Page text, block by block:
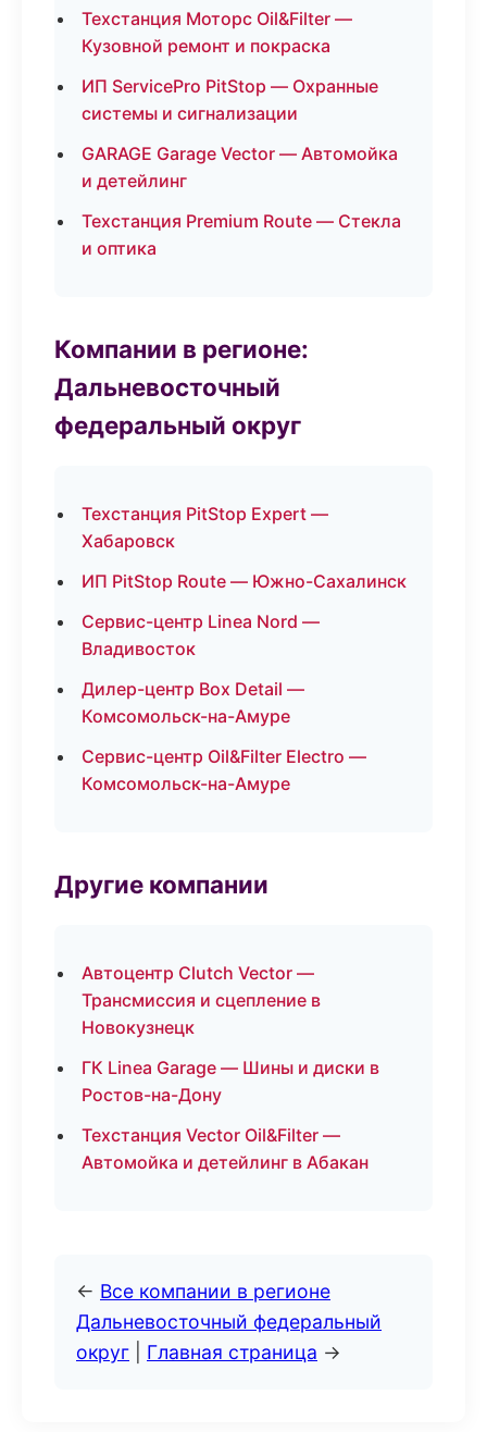
Техстанция Моторс Oil&Filter —
Кузовной ремонт и покраска
ИП ServicePro PitStop — Охранные
системы и сигнализации
GARAGE Garage Vector — Автомойка
и детейлинг
Техстанция Premium Route — Стекла
и оптика
Компании в регионе:
Дальневосточный
федеральный округ
Техстанция PitStop Expert —
Хабаровск
ИП PitStop Route — Южно-Сахалинск
Сервис-центр Linea Nord —
Владивосток
Дилер-центр Box Detail —
Комсомольск-на-Амуре
Сервис-центр Oil&Filter Electro —
Комсомольск-на-Амуре
Другие компании
Автоцентр Clutch Vector —
Трансмиссия и сцепление в
Новокузнецк
ГК Linea Garage — Шины и диски в
Ростов-на-Дону
Техстанция Vector Oil&Filter —
Автомойка и детейлинг в Абакан
← Все компании в регионе
Дальневосточный федеральный
округ
Главная страница →